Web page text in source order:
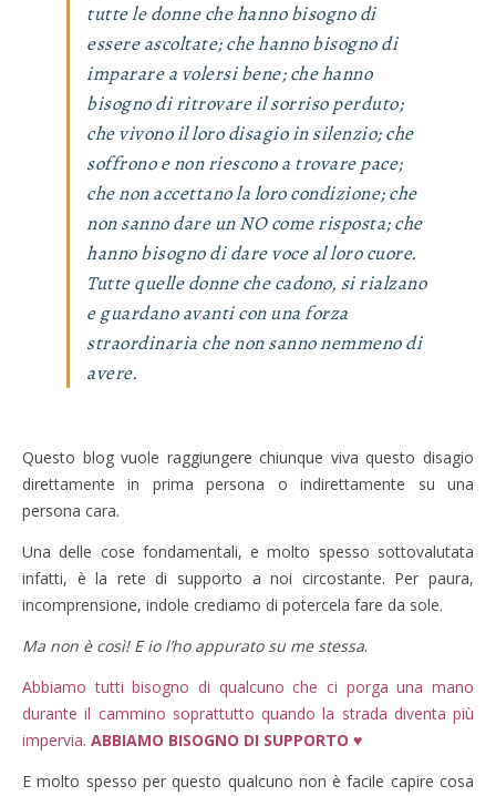
tutte le donne che hanno bisogno di
essere ascoltate; che hanno bisogno di
imparare a volersi bene; che hanno
bisogno di ritrovare il sorriso perduto;
che vivono il loro disagio in silenzio; che
soffrono e non riescono a trovare pace;
che non accettano la loro condizione; che
non sanno dare un NO come risposta; che
hanno bisogno di dare voce al loro cuore.
Tutte quelle donne che cadono, si rialzano
e guardano avanti con una forza
straordinaria che non sanno nemmeno di
avere.
Questo blog vuole raggiungere chiunque viva questo disagio
direttamente in prima persona o indirettamente su una
persona cara.
Una delle cose fondamentali, e molto spesso sottovalutata
infatti, è la rete di supporto a noi circostante. Per paura,
incomprensione, indole crediamo di potercela fare da sole.
Ma non è così! E io l’ho appurato su me stessa.
Abbiamo tutti bisogno di qualcuno che ci porga una mano
durante il cammino soprattutto quando la strada diventa più
impervia. ABBIAMO BISOGNO DI SUPPORTO ♥
E molto spesso per questo qualcuno non è facile capire cosa